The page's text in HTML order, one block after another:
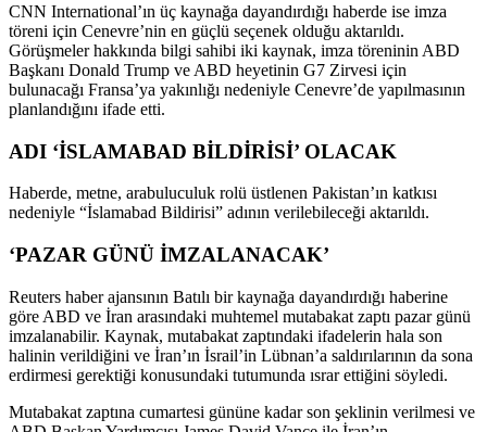
CNN International’ın üç kaynağa dayandırdığı haberde ise imza
töreni için Cenevre’nin en güçlü seçenek olduğu aktarıldı.
Görüşmeler hakkında bilgi sahibi iki kaynak, imza töreninin ABD
Başkanı Donald Trump ve ABD heyetinin G7 Zirvesi için
bulunacağı Fransa’ya yakınlığı nedeniyle Cenevre’de yapılmasının
planlandığını ifade etti.
ADI ‘İSLAMABAD BİLDİRİSİ’ OLACAK
Haberde, metne, arabuluculuk rolü üstlenen Pakistan’ın katkısı
nedeniyle “İslamabad Bildirisi” adının verilebileceği aktarıldı.
‘PAZAR GÜNÜ İMZALANACAK’
Reuters haber ajansının Batılı bir kaynağa dayandırdığı haberine
göre ABD ve İran arasındaki muhtemel mutabakat zaptı pazar günü
imzalanabilir. Kaynak, mutabakat zaptındaki ifadelerin hala son
halinin verildiğini ve İran’ın İsrail’in Lübnan’a saldırılarının da sona
erdirmesi gerektiği konusundaki tutumunda ısrar ettiğini söyledi.
Mutabakat zaptına cumartesi gününe kadar son şeklinin verilmesi ve